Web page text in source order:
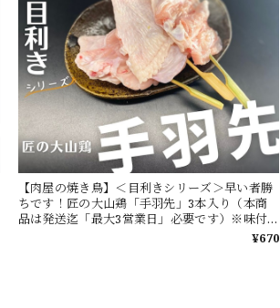
【肉屋の焼き鳥】＜目利きシリーズ＞早い者勝
ちです！匠の大山鶏「手羽先」3本入り（本商
品は発送迄「最大3営業日」必要です）※味付
¥670